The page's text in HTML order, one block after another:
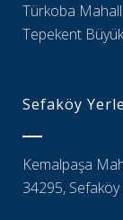
Türkoba
Tepekent
Sefaköy
Kemalpaşa
34295,